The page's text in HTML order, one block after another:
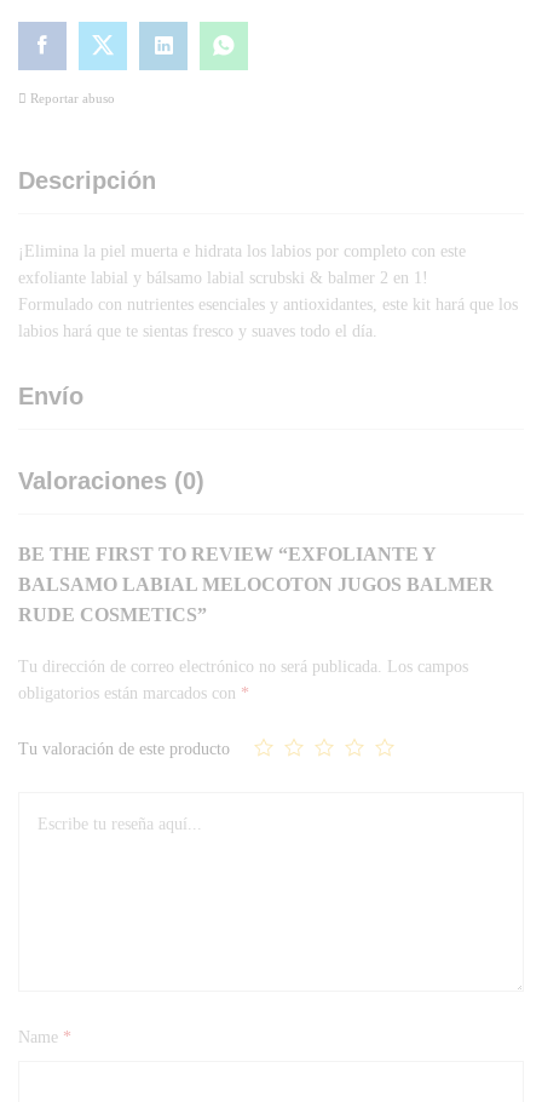
Reportar abuso
Descripción
¡Elimina la piel muerta e hidrata los labios por completo con este
exfoliante labial y bálsamo labial scrubski & balmer 2 en 1!
Formulado con nutrientes esenciales y antioxidantes, este kit hará que los
labios hará que te sientas fresco y suaves todo el día.
Envío
Valoraciones (0)
BE THE FIRST TO REVIEW “EXFOLIANTE Y
BALSAMO LABIAL MELOCOTON JUGOS BALMER
RUDE COSMETICS”
Tu dirección de correo electrónico no será publicada.
Los campos
obligatorios están marcados con *
Tu valoración de este producto
Name *